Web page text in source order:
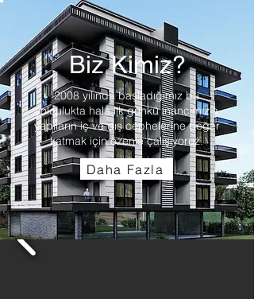
Biz Kimiz?
2008 yılında başladığımız bu
yolculukta hala ilk günkü inancımızla
yapıların iç ve dış cephelerine değer
katmak için özenle çalışıyoruz.
Daha Fazla